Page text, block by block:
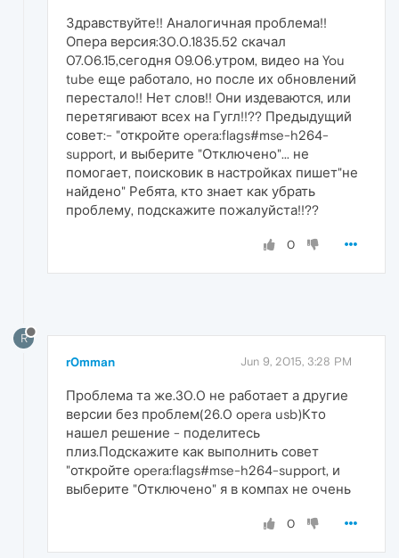
Здравствуйте!! Аналогичная проблема!!
Опера версия:30.0.1835.52 скачал
07.06.15,сегодня 09.06.утром, видео на You
tube еще работало, но после их обновлений
перестало!! Нет слов!! Они издеваются, или
перетягивают всех на Гугл!!?? Предыдущий
совет:- "откройте opera:flags#mse-h264-
support, и выберите "Отключено"... не
помогает, поисковик в настройках пишет"не
найдено" Ребята, кто знает как убрать
проблему, подскажите пожалуйста!!??
0
R
r0mman Jun 9, 2015, 3:28 PM
Проблема та же.30.0 не работает а другие
версии без проблем(26.0 opera usb)Кто
нашел решение - поделитесь
плиз.Подскажите как выполнить совет
"откройте opera:flags#mse-h264-support, и
выберите "Отключено" я в компах не очень
0